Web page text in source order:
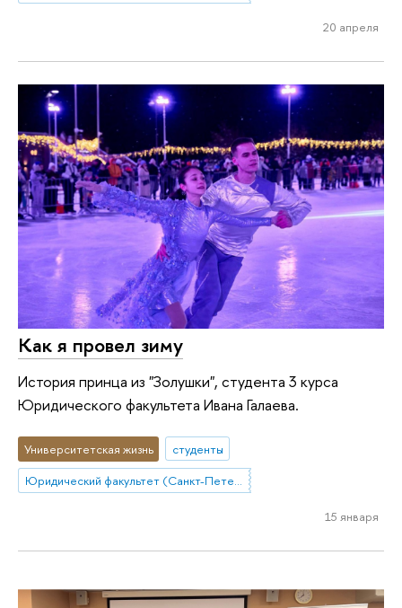
20 апреля
Как я провел зиму
История принца из "Золушки", студента 3 курса
Юридического факультета Ивана Галаева.
Университетская жизнь
студенты
Юридический факультет (Санкт-Петербург)
15 января